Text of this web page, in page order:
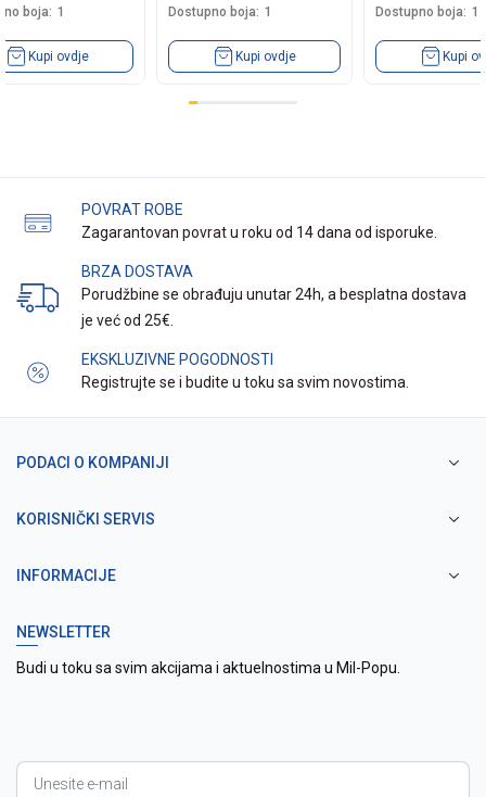
boja: 1
Kupi ovdje
Dostupno boja: 1
Kupi ovdje
Dostupno boja: 1
Kupi
POVRAT ROBE
Zagarantovan povrat u roku od 14 dana od isporuke.
BRZA DOSTAVA
Porudžbine se obrađuju unutar 24h, a besplatna dostava
je već od 25€.
EKSKLUZIVNE POGODNOSTI
Registrujte se i budite u toku sa svim novostima.
PODACI O KOMPANIJI
KORISNIČKI SERVIS
INFORMACIJE
NEWSLETTER
Budi u toku sa svim akcijama i aktuelnostima u Mil-Popu.